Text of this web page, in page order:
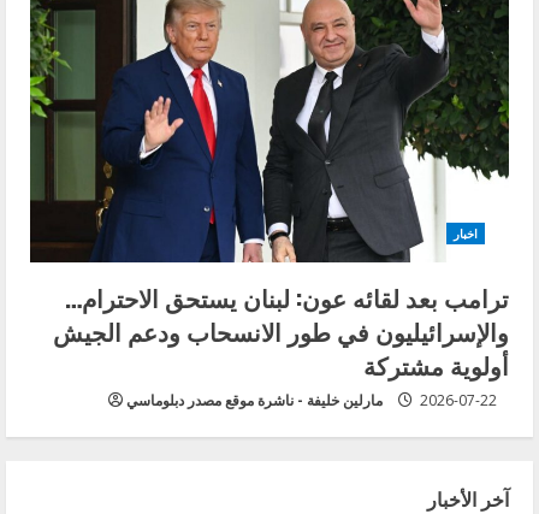
اخبار
ترامب بعد لقائه عون: لبنان يستحق الاحترام…
والإسرائيليون في طور الانسحاب ودعم الجيش
أولوية مشتركة
مارلين خليفة - ناشرة موقع مصدر دبلوماسي 2026-07-22
آخر الأخبار